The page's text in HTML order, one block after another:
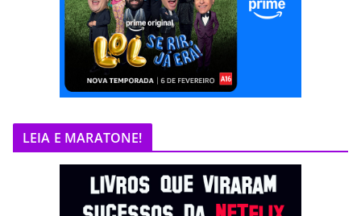
LEIA E MARATONE!